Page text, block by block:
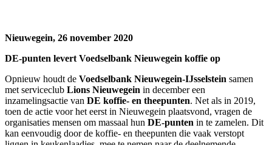
Nieuwegein, 26 november 2020
DE-punten levert Voedselbank Nieuwegein koffie op
Opnieuw houdt de Voedselbank Nieuwegein-IJsselstein samen
met serviceclub Lions Nieuwegein in december een
inzamelingsactie van DE koffie- en theepunten. Net als in 2019,
toen de actie voor het eerst in Nieuwegein plaatsvond, vragen de
organisaties mensen om massaal hun DE-punten in te zamelen. Dit
kan eenvoudig door de koffie- en theepunten die vaak verstopt